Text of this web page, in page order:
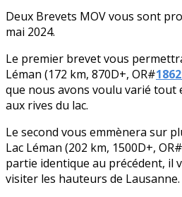
Deux Brevets MOV vous sont
mai 2024.
Le premier brevet vous
Léman (172 km, 870D+, OR#
que nous avons voulu varié tout
aux rives du lac.
Le second vous emmènera sur
Lac Léman (202 km, 1500D+, OR#
partie identique au précédent, il
visiter les hauteurs de Lausanne.